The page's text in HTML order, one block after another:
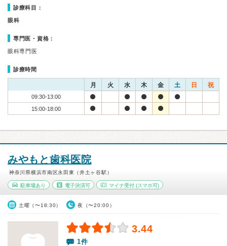
診療科目：
眼科
専門医・資格：
眼科専門医
診療時間
月 火 水 木 金 土 日 祝
09:30-13:00
15:00-18:00
みやもと歯科医院
神奈川県横浜市南区永田東（井土ヶ谷駅）
駐車場あり 電子決済可 マイナ受付 (スマホ可)
土曜（〜18:30） 夜（〜20:00）
3.44
1件